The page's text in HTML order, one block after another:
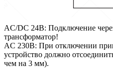
AC/DC 24В: Подключение
трансформатор!
AC 230В: При отключении
устройство должно
чем на 3 мм).